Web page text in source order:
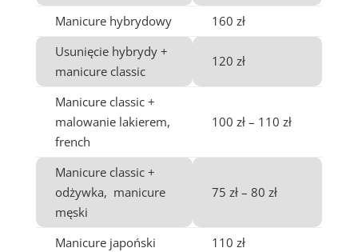
Manicure hybrydowy
160 zł
Usunięcie hybrydy +
manicure classic
120 zł
Manicure classic +
malowanie lakierem,
french
100 zł – 110 zł
Manicure classic +
odżywka, manicure
męski
75 zł – 80 zł
Manicure japoński 110 zł